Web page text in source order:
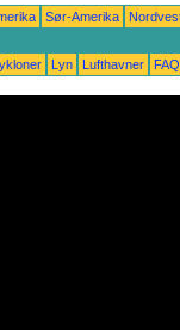
Sør-Amerika
Lyn Lufthavner FAQ